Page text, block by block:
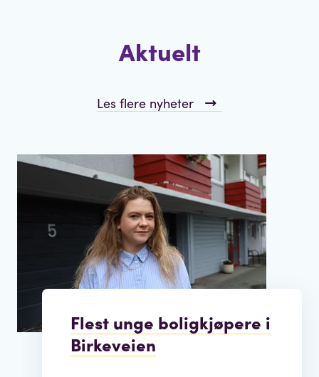
Aktuelt
Les flere nyheter
Flest unge boligkjøpere i
Birkeveien